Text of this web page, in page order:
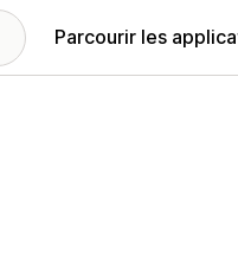
Parcourir les